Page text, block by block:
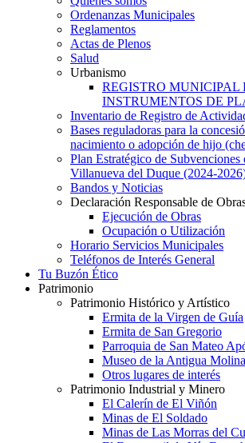
Ordenanzas Municipales
Reglamentos
Actas de Plenos
Salud
Urbanismo
REGISTRO MUNICIPAL
INSTRUMENTOS DE
Inventario de Registro de
Bases reguladoras para la
nacimiento o adopción de hijo
Plan Estratégico de
Villanueva del Duque (2024-
Bandos y Noticias
Declaración Responsable de
Ejecución de Obras
Ocupación o Utilización
Horario Servicios Municipales
Teléfonos de Interés General
Tu Buzón Ético
Patrimonio
Patrimonio Histórico y Artístico
Ermita de la Virgen de Guía
Ermita de San Gregorio
Parroquia de San Mateo
Museo de la Antigua Molina
Otros lugares de interés
Patrimonio Industrial y Minero
El Calerín de El Viñón
Minas de El Soldado
Minas de Las Morras del